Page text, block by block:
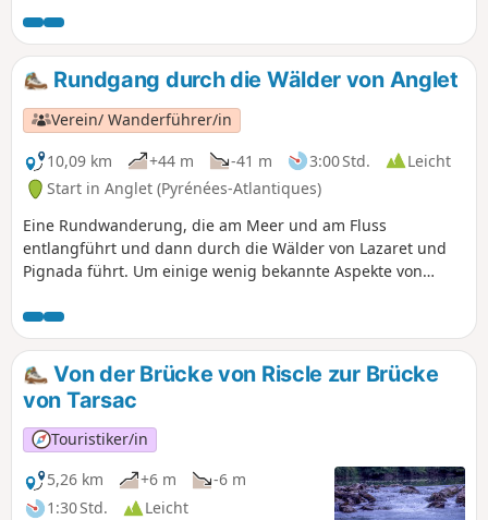
Rundgang durch die Wälder von Anglet
Verein/ Wanderführer/in
10,09 km
+44 m -41 m 3:00 Std.
Leicht
Start in Anglet (Pyrénées-Atlantiques)
Eine Rundwanderung, die am Meer und am Fluss
entlangführt und dann durch die Wälder von Lazaret und
Pignada führt. Um einige wenig bekannte Aspekte von
Von der Brücke von Riscle zur Brücke
von Tarsac
Touristiker/in
5,26 km
+6 m
-6 m
1:30 Std.
Leicht